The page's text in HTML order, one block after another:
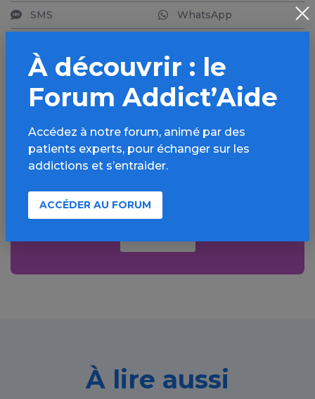
SMS WhatsApp
Aller plus loin sur
l’espace Cannabis
Informations, parcours d’évaluations,
ressources, actualités...
À lire aussi
À découvrir : le
Forum Addict’Aide
Accédez à notre forum, animé par des
patients experts, pour échanger sur les
addictions et s’entraider.
ACCÉDER AU FORUM